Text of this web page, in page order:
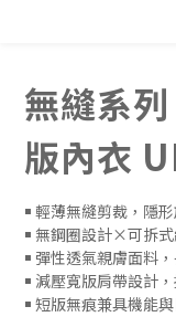
無縫系
版內衣
￭ 輕薄無縫剪裁，隱
￭ 無鋼圈設計×可拆
￭ 彈性透氣親膚面料
￭ 減壓寬版肩帶設計
￭ 短版無痕兼具機能